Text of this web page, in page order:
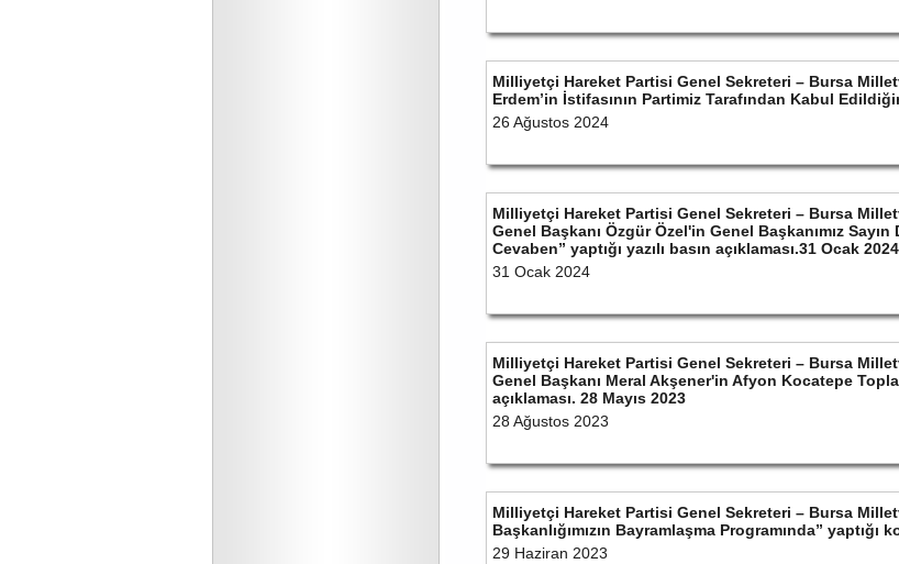
Milliyetçi Hareket Partisi Genel Sekreteri – Bursa
Erdem’in İstifasının Partimiz Tarafından Kabul
26 Ağustos 2024
Milliyetçi Hareket Partisi Genel Sekreteri – Bursa
Genel Başkanı Özgür Özel'in Genel Başkanımız
Cevaben” yaptığı yazılı basın açıklaması.31 Ocak 2024
31 Ocak 2024
Milliyetçi Hareket Partisi Genel Sekreteri – Bursa
Genel Başkanı Meral Akşener'in Afyon Kocatepe
açıklaması. 28 Mayıs 2023
28 Ağustos 2023
Milliyetçi Hareket Partisi Genel Sekreteri – Bursa
Başkanlığımızın Bayramlaşma Programında” yaptığı
29 Haziran 2023